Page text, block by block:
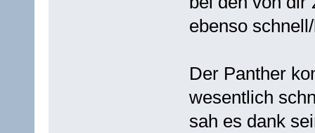
ebenso
Der Panther
wesentlich
sah es dank